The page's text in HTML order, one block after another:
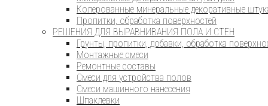
Колерованные минеральные декоративные
Пропитки, обработка поверхностей
РЕШЕНИЯ ДЛЯ ВЫРАВНИВАНИЯ ПОЛА И СТЕН
Грунты, пропитки, добавки, обработка
Монтажные смеси
Ремонтные составы
Смеси для устройства полов
Смеси машинного нанесения
Шпаклевки